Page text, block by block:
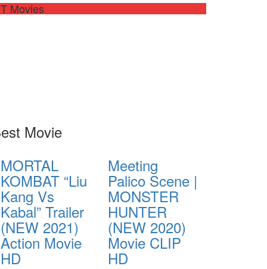
Movies
Movie
MORTAL
KOMBAT “Liu
Kang Vs
Kabal” Trailer
(NEW 2021)
Action Movie
HD
Meeting
Palico Scene |
MONSTER
HUNTER
(NEW 2020)
Movie CLIP
HD